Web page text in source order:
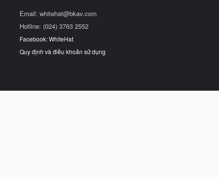
Email: whitehat@bkav.com
Hotline: (024) 3763 2552
Facebook: WhiteHat
Quy định và điều khoản sử dụng